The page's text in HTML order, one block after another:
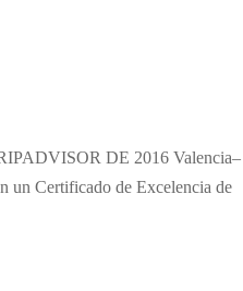
DE 2016 Valencia–
un Certificado de Excelencia de